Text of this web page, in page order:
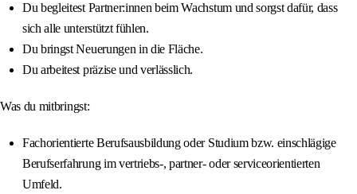
Du begleitest Partner:innen beim Wachstum und sorgst dafür, dass
sich alle unterstützt fühlen.
Du bringst Neuerungen in die Fläche.
Du arbeitest präzise und verlässlich.
Was du mitbringst:
Fachorientierte Berufsausbildung oder Studium bzw. einschlägige
Berufserfahrung im vertriebs‑, partner‑ oder serviceorientierten
Umfeld.